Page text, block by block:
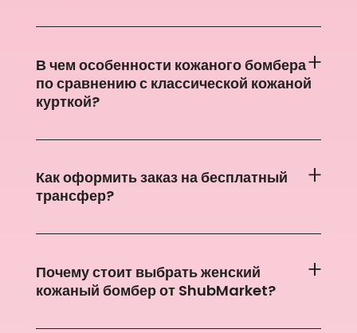
В чем особенности кожаного бомбера
по сравнению с классической кожаной
курткой?
Как оформить заказ на бесплатный
трансфер?
Почему стоит выбрать женский
кожаный бомбер от ShubMarket?